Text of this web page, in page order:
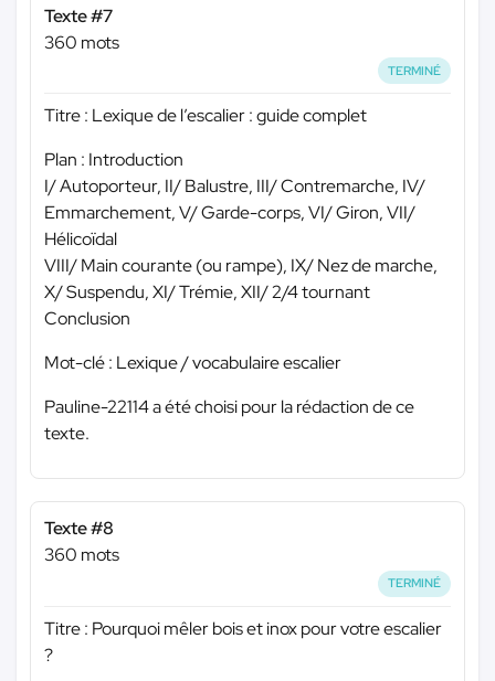
Texte #7
360 mots
TERMINÉ
Titre : Lexique de l’escalier : guide complet
Plan : Introduction
I/ Autoporteur, II/ Balustre, III/ Contremarche, IV/
Emmarchement, V/ Garde-corps, VI/ Giron, VII/
Hélicoïdal
VIII/ Main courante (ou rampe), IX/ Nez de marche,
X/ Suspendu, XI/ Trémie, XII/ 2/4 tournant
Conclusion
Mot-clé : Lexique / vocabulaire escalier
Pauline-22114 a été choisi pour la rédaction de ce
texte.
Texte #8
360 mots
TERMINÉ
Titre : Pourquoi mêler bois et inox pour votre escalier
?